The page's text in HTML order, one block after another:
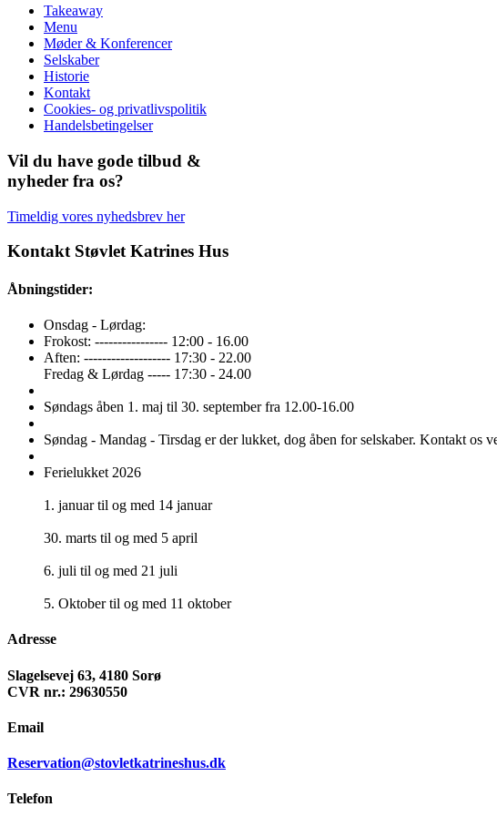
Takeaway
Menu
Møder & Konferencer
Selskaber
Historie
Kontakt
Cookies- og privatlivspolitik
Handelsbetingelser
Vil du have gode tilbud &
nyheder fra os?
Timeldig vores nyhedsbrev her
Kontakt Støvlet Katrines Hus
Åbningstider:
Onsdag - Lørdag:
Frokost: ---------------- 12:00 - 16.00
Aften: ------------------- 17:30 - 22.00
Fredag & Lørdag ----- 17:30 - 24.00
Søndags åben 1. maj til 30. september fra 12.00-16.00
Søndag - Mandag - Tirsdag er der lukket, dog åben for selskaber. Kontakt os
Ferielukket 2026
1. januar til og med 14 januar
30. marts til og med 5 april
6. juli til og med 21 juli
5. Oktober til og med 11 oktober
Adresse
Slagelsevej 63, 4180 Sorø
CVR nr.: 29630550
Email
Reservation@stovletkatrineshus.dk
Telefon